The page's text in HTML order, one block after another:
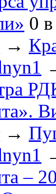
0 в
→
→
–